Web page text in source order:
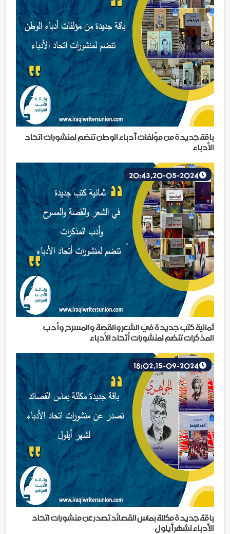
باقة جديدة من مؤلفات أدباء الوطن تنضم لمنشورات اتحاد
الأدباء
ثمانية كتب جديدة في الشعر والقصة والمسرح وأدب
المذكرات تنضم لمنشورات أتحاد الأدباء
باقة جديدة مكللة بماس القصائد تصدر عن منشورات اتحاد
الأدباء لشهر أيلول